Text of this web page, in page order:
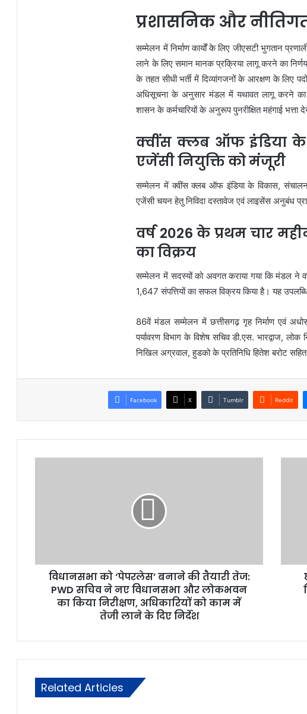
प्रशासनिक और नीतिगत
सम्मेलन में निर्माण कार्यों के लिए जीएसटी भुगतान
लाने के लिए समान मानक प्रक्रिया लागू करने का
के तहत सीधी भर्ती में दिव्यांगजनों के आरक्षण के लिए
अधिसूचना के अनुसार मंडल में यथावत लागू करने का
शासन के कर्मचारियों के अनुरूप पुनरीक्षित महंगाई भत्ता
क्वींस क्लब ऑफ इंडिया के
एजेंसी नियुक्ति को मंजूरी
सम्मेलन में क्वींस क्लब ऑफ इंडिया के विकास,
एजेंसी चयन हेतु निविदा दस्तावेज एवं लाइसेंस अनुबंध
वर्ष 2026 के प्रथम चार
का विक्रय
सम्मेलन में सदस्यों को अवगत कराया गया कि मंडल ने
1,647 संपत्तियों का सफल विक्रय किया है। यह
86वें मंडल सम्मेलन में छत्तीसगढ़ गृह निर्माण एवं
पर्यावरण विभाग के विशेष सचिव डी.एस. भारद्वाज, लोक
निखिल अग्रवाल, हुडको के प्रतिनिधि हितेश बरोट
Facebook X Tumblr Reddit
विधानसभा को ‘पेपरलेस’ बनाने की तैयारी तेज:
PWD सचिव ने नए विधानसभा और लोकभवन
का किया निरीक्षण, अधिकारियों को काम में
तेजी लाने के दिए निर्देश
Related Articles